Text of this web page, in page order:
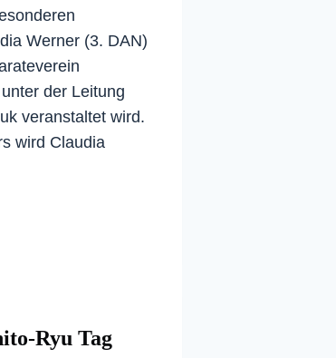
Werner (3. DAN)
der Leitung
veranstaltet wird.
wird Claudia
Ryu Tag